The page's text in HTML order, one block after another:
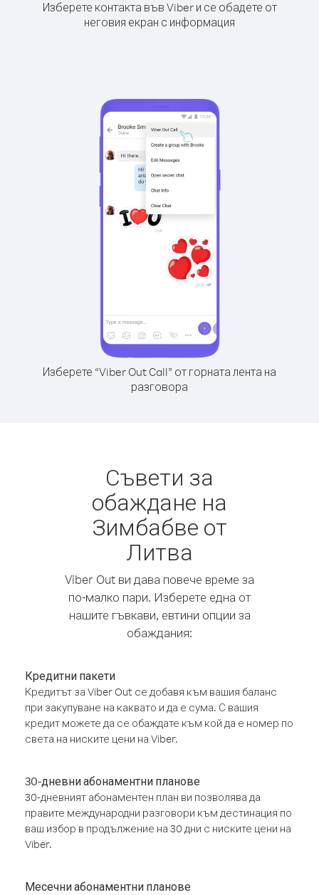
Изберете контакта във Viber и се обадете от
неговия екран с информация
Изберете “Viber Out Call” от горната лента на
разговора
Съвети за
обаждане на
Зимбабве от
Литва
Viber Out ви дава повече време за
по-малко пари. Изберете една от
нашите гъвкави, евтини опции за
обаждания:
Кредитни пакети
Кредитът за Viber Out се добавя към вашия баланс
при закупуване на каквато и да е сума. С вашия
кредит можете да се обаждате към кой да е номер по
света на ниските цени на Viber.
30-дневни абонаментни планове
30-дневният абонаментен план ви позволява да
правите международни разговори към дестинация по
ваш избор в продължение на 30 дни с ниските цени на
Viber.
Месечни абонаментни планове